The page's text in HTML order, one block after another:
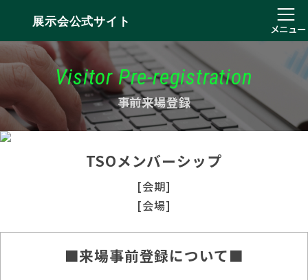
展示会公式サイト
メニュー
Visitor Pre-registration
事前来場登録
TSOメンバーシップ
[会期]
[会場]
■来場事前登録について■